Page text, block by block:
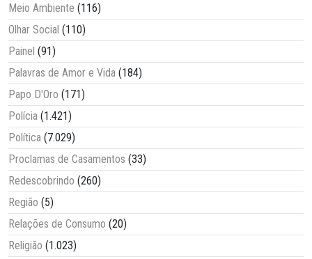
Meio Ambiente (116)
Olhar Social (110)
Painel (91)
Palavras de Amor e Vida (184)
Papo D'Oro (171)
Polícia (1.421)
Política (7.029)
Proclamas de Casamentos (33)
Redescobrindo (260)
Região (5)
Relações de Consumo (20)
Religião (1.023)